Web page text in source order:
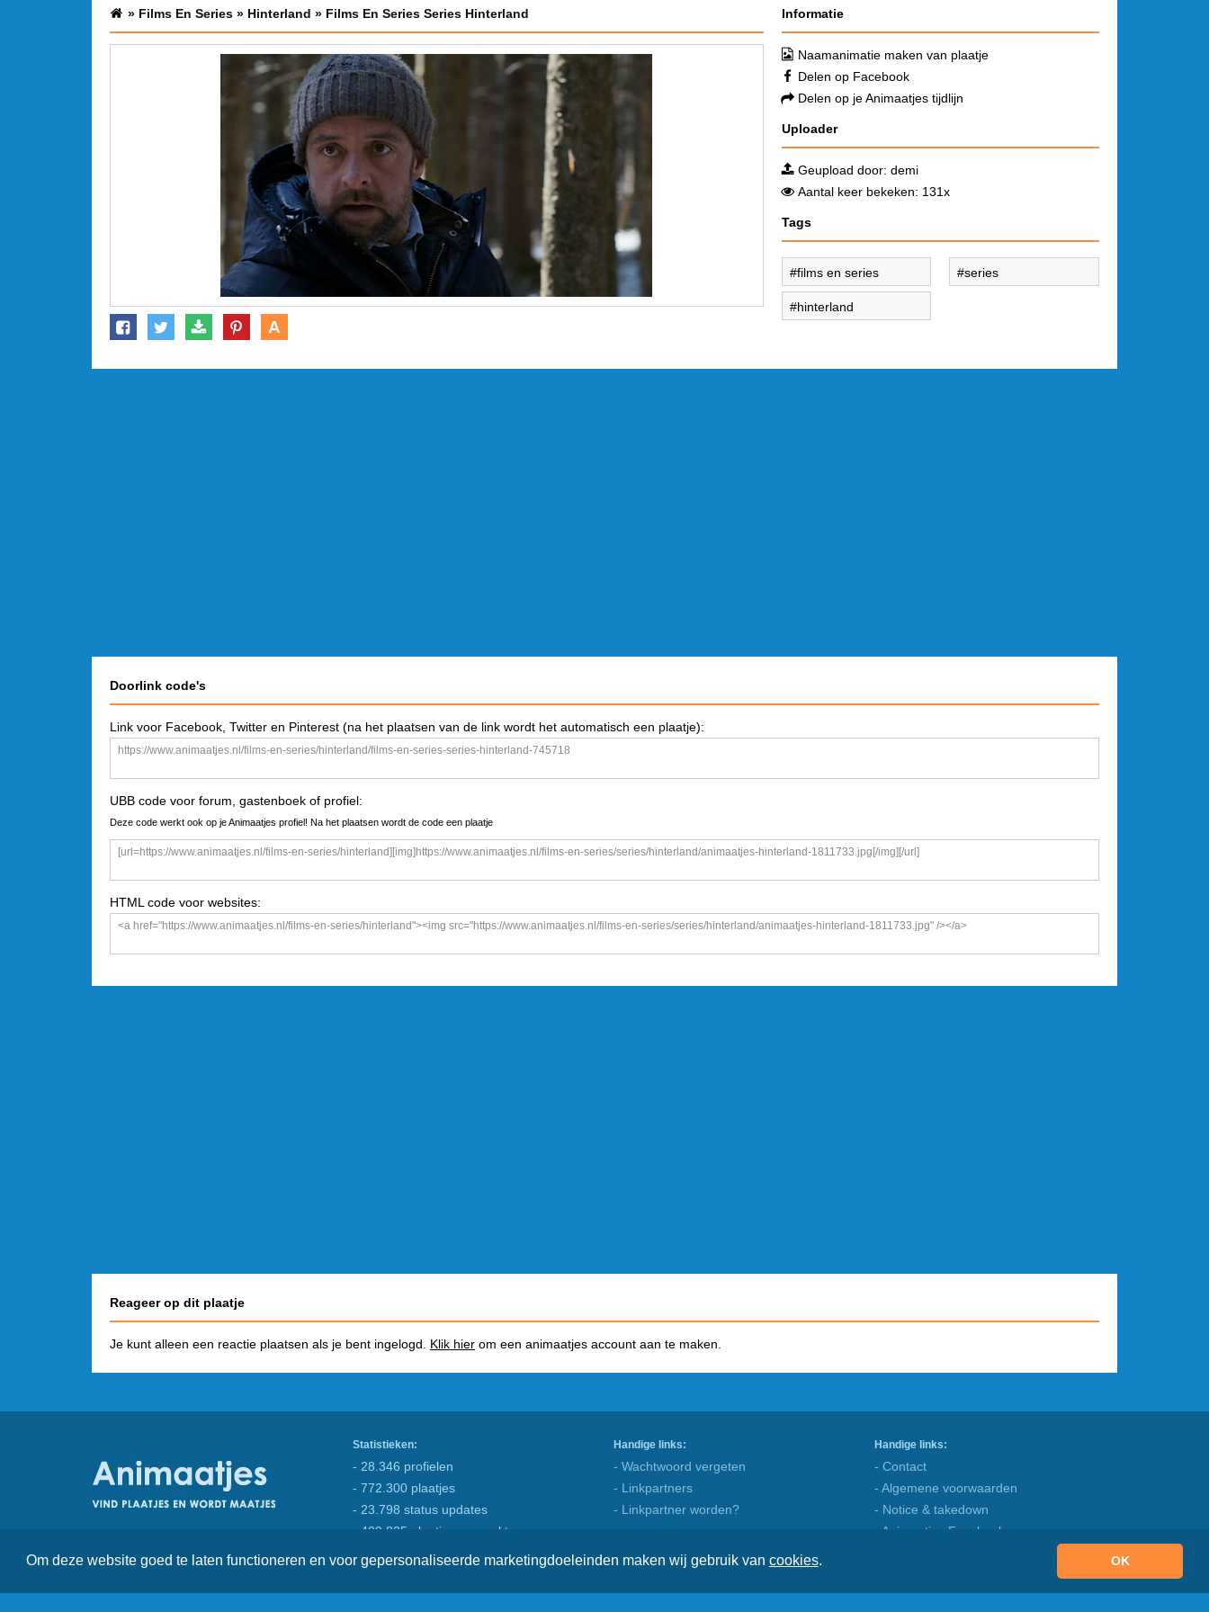
Om deze website goed te laten functioneren en voor gepersonaliseerde marketingdoeleinden maken wij gebruik van cookies. OK
» Films En Series » Hinterland » Films En Series Series Hinterland
A
Informatie
Naamanimatie maken van plaatje
Delen op Facebook
Delen op je Animaatjes tijdlijn
Uploader
Geupload door: demi
Aantal keer bekeken: 131x
Tags
films en series series
hinterland
Doorlink code's
Link voor Facebook, Twitter en Pinterest (na het plaatsen van de link wordt het automatisch een plaatje):
UBB code voor forum, gastenboek of profiel:
Deze code werkt ook op je Animaatjes profiel! Na het plaatsen wordt de code een plaatje
HTML code voor websites:
Reageer op dit plaatje
Je kunt alleen een reactie plaatsen als je bent ingelogd. Klik hier om een animaatjes account aan te maken.
Statistieken:
- 28.346 profielen
- 772.300 plaatjes
- 23.798 status updates
- 409.825 plaatjes gemaakt
Handige links:
- Wachtwoord vergeten
- Linkpartners
- Linkpartner worden?
Handige links:
- Contact
- Algemene voorwaarden
- Notice & takedown
- Animaatjes Facebook
© Animaatjes.nl - 2005/2026 - Alle rechten voorbehouden